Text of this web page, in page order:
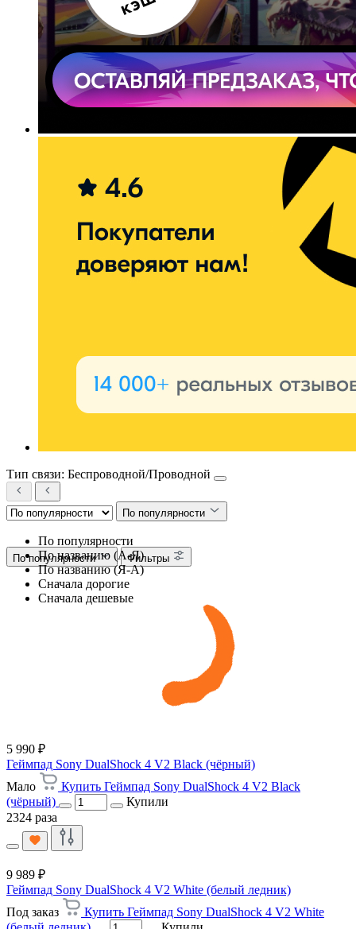
Тип связи: Беспроводной/Проводной
По популярности
По популярности
По названию (А-Я)
По названию (Я-А)
Сначала дорогие
Сначала дешевые
По популярности Фильтры
5 990 ₽
Геймпад Sony DualShock 4 V2 Black (чёрный)
Мало
Купить Геймпад Sony DualShock 4 V2 Black
(чёрный)
Купили
2324 раза
9 989 ₽
Геймпад Sony DualShock 4 V2 White (белый ледник)
Под заказ
Купить Геймпад Sony DualShock 4 V2 White